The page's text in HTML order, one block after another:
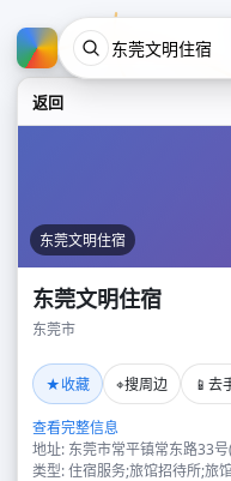
返回
东莞文明住宿
东莞文明住宿
东莞市
★收藏 ⌖搜周边 📱 去
查看完整信息
地址: 东莞市常平镇常东路33
类型: 住宿服务;旅馆招待所;旅